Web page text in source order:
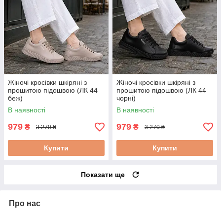
Жіночі кросівки шкіряні з
прошитою підошвою (ЛК 44
беж)
В наявності
979 ₴ 3 270 ₴
Купити
Жіночі кросівки шкіряні з
прошитою підошвою (ЛК 44
чорні)
В наявності
979 ₴ 3 270 ₴
Купити
Показати ще
Про нас